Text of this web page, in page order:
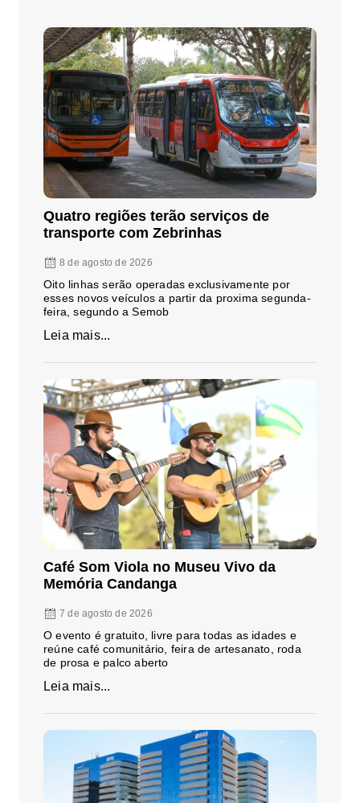
Quatro regiões terão serviços de
transporte com Zebrinhas
8 de agosto de 2026
Oito linhas serão operadas exclusivamente por
esses novos veículos a partir da proxima segunda-
feira, segundo a Semob
Leia mais...
Café Som Viola no Museu Vivo da
Memória Candanga
7 de agosto de 2026
O evento é gratuito, livre para todas as idades e
reúne café comunitário, feira de artesanato, roda
de prosa e palco aberto
Leia mais...